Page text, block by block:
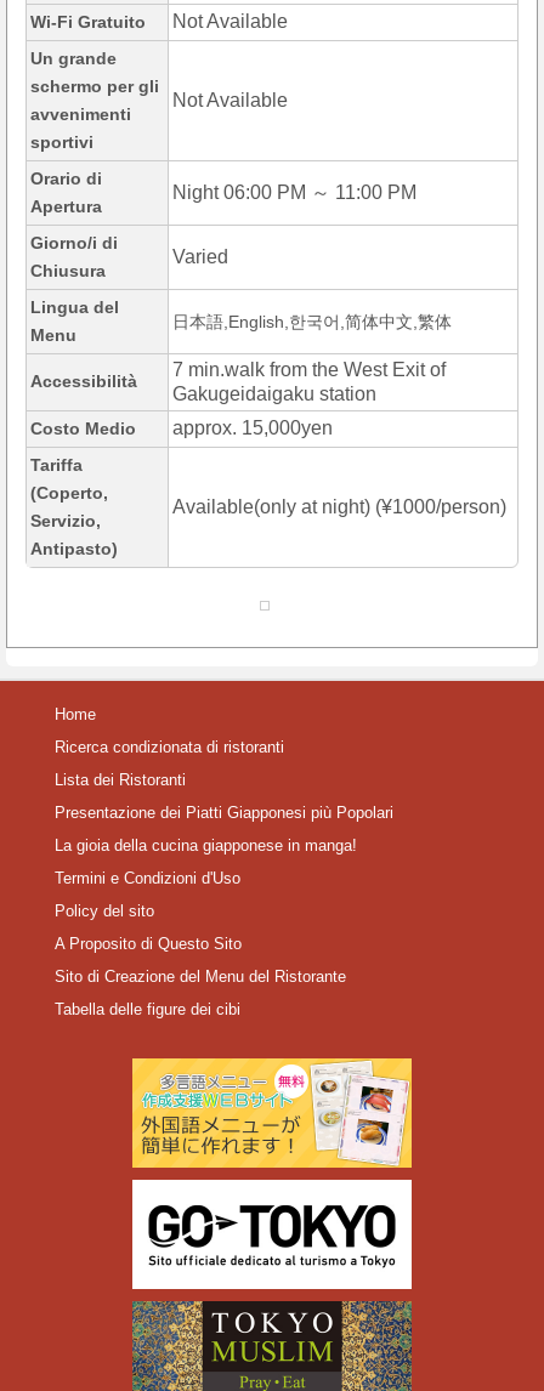
Wi-Fi Gratuito Not Available
Un grande
schermo per gli
avvenimenti
sportivi
Not Available
Orario di
Apertura
Night 06:00 PM ～ 11:00 PM
Giorno/i di
Chiusura
Varied
Lingua del
Menu
日本語,English,한국어,简体中文,繁体
Accessibilità
7 min.walk from the West Exit of
Gakugeidaigaku station
Costo Medio approx. 15,000yen
Tariffa
(Coperto,
Servizio,
Antipasto)
Available(only at night) (¥1000/person)
Home
Ricerca condizionata di ristoranti
Lista dei Ristoranti
Presentazione dei Piatti Giapponesi più Popolari
La gioia della cucina giapponese in manga!
Termini e Condizioni d'Uso
Policy del sito
A Proposito di Questo Sito
Sito di Creazione del Menu del Ristorante
Tabella delle figure dei cibi